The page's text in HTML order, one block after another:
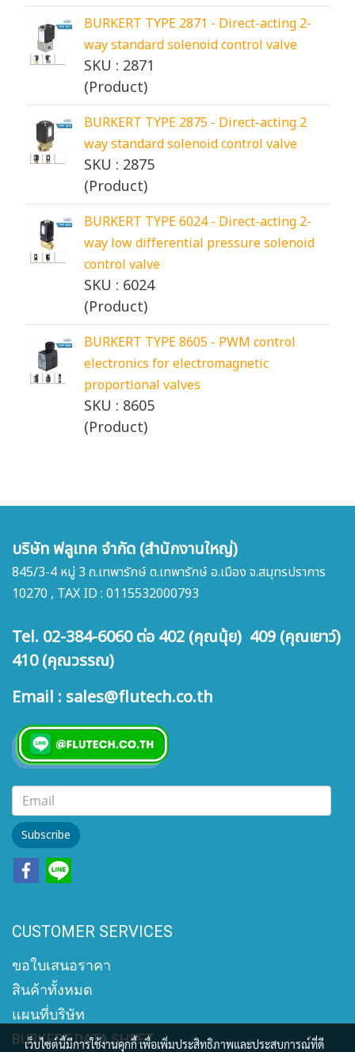
BURKERT TYPE 2871 - Direct-acting 2-
way standard solenoid control valve
SKU : 2871
(Product)
BURKERT TYPE 2875 - Direct-acting 2
way standard solenoid control valve
SKU : 2875
(Product)
BURKERT TYPE 6024 - Direct-acting 2-
way low differential pressure solenoid
control valve
SKU : 6024
(Product)
BURKERT TYPE 8605 - PWM control
electronics for electromagnetic
proportional valves
SKU : 8605
(Product)
บริษัท ฟลูเทค จำกัด (สำนักงานใหญ่)
845/3-4 หมู่ 3 ถ.เทพารักษ์ ต.เทพารักษ์ อ.เมือง จ.สมุทรปราการ
10270 , TAX ID : 0115532000793
Tel. 02-384-6060 ต่อ 402 (คุณนุ้ย) 409 (คุณเยาว์)
410 (คุณวรรณ)
Email : sales@flutech.co.th
Subscribe
CUSTOMER SERVICES
ขอใบเสนอราคา
สินค้าทั้งหมด
แผนที่บริษัท
BURKERT DATA SHEET
เว็บไซต์นี้มีการใช้งานคุกกี้ เพื่อเพิ่มประสิทธิภาพและประสบการณ์ที่ดี